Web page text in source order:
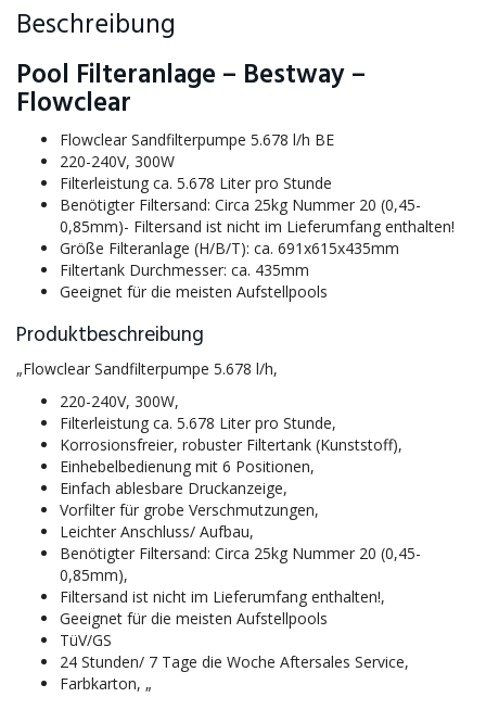
Beschreibung
Pool Filteranlage – Bestway –
Flowclear
Flowclear Sandfilterpumpe 5.678 l/h BE
220-240V, 300W
Filterleistung ca. 5.678 Liter pro Stunde
Benötigter Filtersand: Circa 25kg Nummer 20 (0,45-
0,85mm)- Filtersand ist nicht im Lieferumfang enthalten!
Größe Filteranlage (H/B/T): ca. 691x615x435mm
Filtertank Durchmesser: ca. 435mm
Geeignet für die meisten Aufstellpools
Produktbeschreibung
„Flowclear Sandfilterpumpe 5.678 l/h,
220-240V, 300W,
Filterleistung ca. 5.678 Liter pro Stunde,
Korrosionsfreier, robuster Filtertank (Kunststoff),
Einhebelbedienung mit 6 Positionen,
Einfach ablesbare Druckanzeige,
Vorfilter für grobe Verschmutzungen,
Leichter Anschluss/ Aufbau,
Benötigter Filtersand: Circa 25kg Nummer 20 (0,45-
0,85mm),
Filtersand ist nicht im Lieferumfang enthalten!,
Geeignet für die meisten Aufstellpools
TüV/GS
24 Stunden/ 7 Tage die Woche Aftersales Service,
Farbkarton, „